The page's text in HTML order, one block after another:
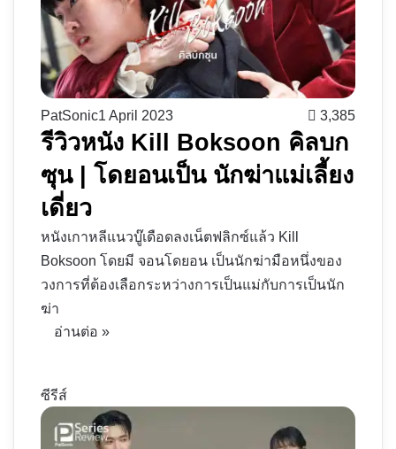
PatSonic1 April 2023 3,385
รีวิวหนัง Kill Boksoon คิลบก
ซุน | โดยอนเป็น นักฆ่าแม่เลี้ยง
เดี่ยว
หนังเกาหลีแนวบู๊เดือดลงเน็ตฟลิกซ์แล้ว Kill
Boksoon โดยมี จอนโดยอน เป็นนักฆ่ามือหนึ่งของ
วงการที่ต้องเลือกระหว่างการเป็นแม่กับการเป็นนัก
ฆ่า
อ่านต่อ »
ซีรีส์